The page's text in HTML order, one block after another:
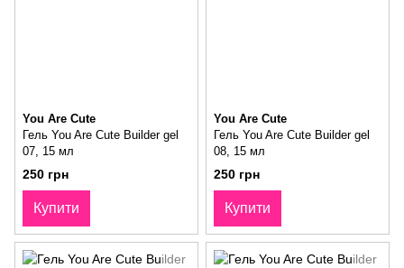
You Are Cute
Гель You Are Cute Builder gel
07, 15 мл
250 грн
Купити
You Are Cute
Гель You Are Cute Builder gel
08, 15 мл
250 грн
Купити